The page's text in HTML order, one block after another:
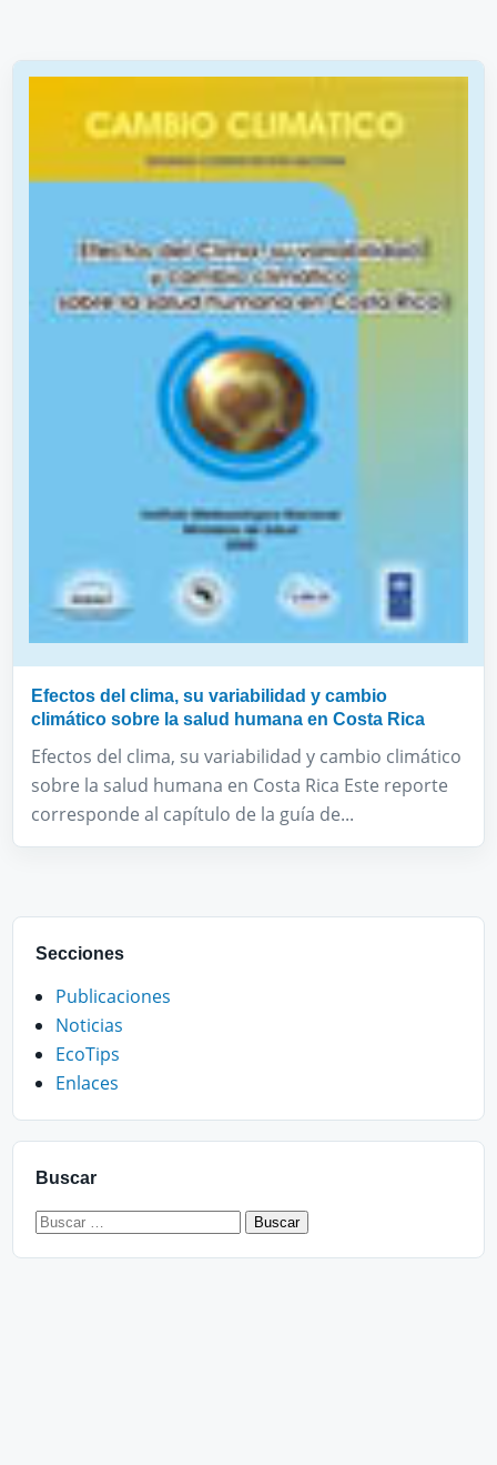
Efectos del clima, su variabilidad y cambio
climático sobre la salud humana en Costa Rica
Efectos del clima, su variabilidad y cambio climático
sobre la salud humana en Costa Rica Este reporte
corresponde al capítulo de la guía de...
Secciones
Publicaciones
Noticias
EcoTips
Enlaces
Buscar
Buscar: